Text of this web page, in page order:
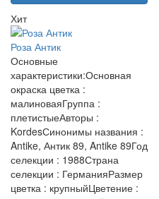
Хит
Роза Антик
Основные
характеристики:Основная
окраска цветка :
малиноваяГруппа :
плетистыеАвторы :
KordesСинонимы названия :
Antike, Антик 89, Antike 89Год
селекции : 1988Страна
селекции : ГерманияРазмер
цветка : крупныйЦветение :